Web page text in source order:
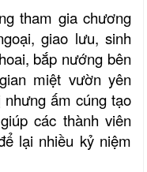
tham gia chương
giao lưu, sinh
bắp nướng bên
miệt vườn yên
ấm cúng tạo
các thành viên
lại nhiều kỷ niệm